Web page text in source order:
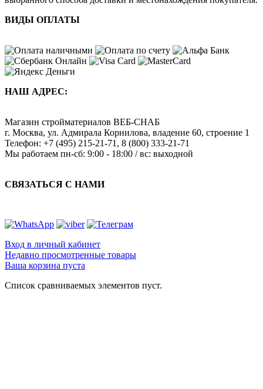
ВИДЫ ОПЛАТЫ
НАШ АДРЕС:
Магазин стройматериалов ВЕБ-СНАБ
г. Москва, ул. Адмирала Корнилова, владение 60, строение 1
Телефон: +7 (495) 215-21-71 , 8 (800) 333-21-71
Мы работаем пн-сб: 9:00 - 18:00 / вс: выходной
СВЯЗАТЬСЯ С НАМИ
Вход в личный кабинет
Недавно просмотренные товары
Ваша корзина пуста
Список сравниваемых элементов пуст.